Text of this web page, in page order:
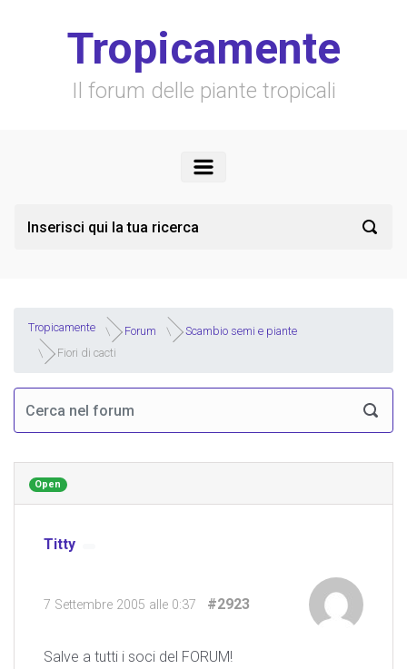
Tropicamente
Il forum delle piante tropicali
Tropicamente Forum
Scambio semi e piante
Fiori di cacti
Open
Titty
7 Settembre 2005 alle 0:37 #2923
Salve a tutti i soci del FORUM!